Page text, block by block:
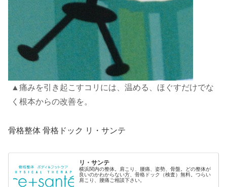
▲痛みを引き起こすコリには、温める、ほぐすだけでな
く根本からの改善を。
骨格整体 骨格ドック リ・サンテ
リ・サンテ
横浜関内の整体。肩こり、腰痛、姿勢、骨盤。どの整体が
良いのかわからない方、骨格ドック（検査）無料。つらい
肩こり、腰痛ご相談下さい。